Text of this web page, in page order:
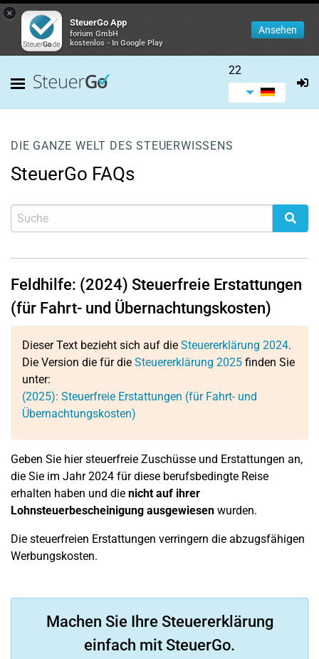
×
SteuerGo App
forium GmbH
kostenlos - In Google Play
Ansehen
22
DIE GANZE WELT DES STEUERWISSENS
SteuerGo FAQs
Feldhilfe: (2024) Steuerfreie Erstattungen
(für Fahrt- und Übernachtungskosten)
Dieser Text bezieht sich auf die Steuererklärung 2024.
Die Version die für die Steuererklärung 2025 finden Sie
unter:
(2025): Steuerfreie Erstattungen (für Fahrt- und
Übernachtungskosten)
Geben Sie hier steuerfreie Zuschüsse und Erstattungen an,
die Sie im Jahr 2024 für diese berufsbedingte Reise
erhalten haben und die nicht auf ihrer
Lohnsteuerbescheinigung ausgewiesen wurden.
Die steuerfreien Erstattungen verringern die abzugsfähigen
Werbungskosten.
Machen Sie Ihre Steuererklärung
einfach mit SteuerGo.